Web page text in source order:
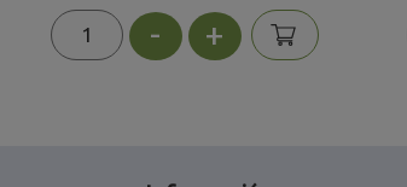
- +